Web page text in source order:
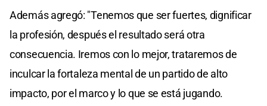
Además agregó: "Tenemos que ser fuertes, dignificar
la profesión, después el resultado será otra
consecuencia. Iremos con lo mejor, trataremos de
inculcar la fortaleza mental de un partido de alto
impacto, por el marco y lo que se está jugando.